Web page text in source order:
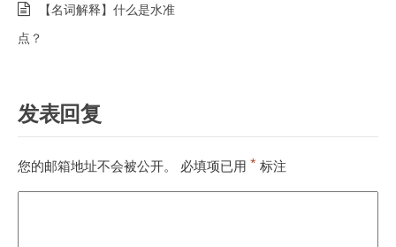
【名词解释】什么是水准
点？
发表回复
您的邮箱地址不会被公开。 必填项已用 * 标注